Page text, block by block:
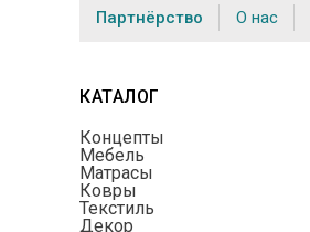
Партнёрство О нас
КАТАЛОГ
Концепты
Мебель
Матрасы
Ковры
Текстиль
Декор